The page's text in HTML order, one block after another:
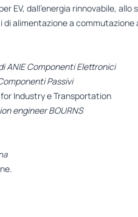
EV, dall’energia rinnovabile,
alimentazione a commutazione
Componenti Elettronici
Passivi
Industry e Transportation
BOURNS